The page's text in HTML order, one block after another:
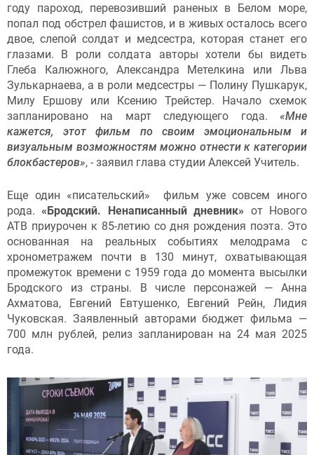
году пароход, перевозивший раненых в Белом море,
попал под обстрел фашистов, и в живых осталось всего
двое, слепой солдат и медсестра, которая станет его
глазами. В роли солдата авторы хотели бы видеть
Глеба Калюжного, Александра Метелкина или Льва
Зулькарнаева, а в роли медсестры — Полину Пушкарук,
Милу Ершову или Ксению Трейстер. Начало схемок
запланировано на март следующего года. «Мне
кажется, этот фильм по своим эмоциональным и
визуальным возможностям можно отнести к категории
блокбастеров», - заявил глава студии Алексей Учитель.
Еще один «писательский» фильм уже совсем иного
рода.«Бродский. Ненаписанный дневник» от Нового
АТВ приурочен к 85-летию со дня рождения поэта. Это
основанная на реальных событиях мелодрама с
хронометражем почти в 130 минут, охватывающая
промежуток времени с 1959 года до момента высылки
Бродского из страны. В числе персонажей — Анна
Ахматова, Евгений Евтушенко, Евгений Рейн, Лидия
Чуковская. Заявленный авторами бюджет фильма —
700 млн рублей, релиз запланирован на 24 мая 2025
года.